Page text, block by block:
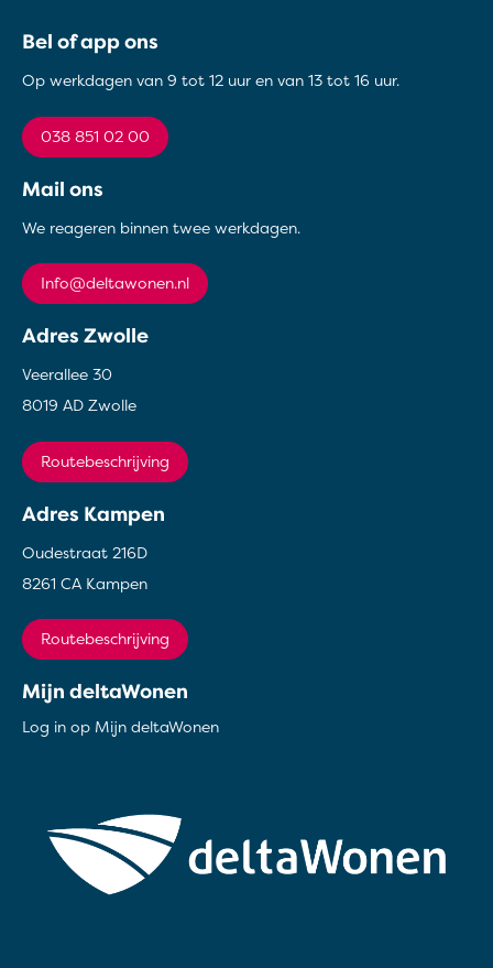
Contactinformatie
Bel of app ons
Op werkdagen van 9 tot 12 uur en van 13 tot 16 uur.
038 851 02 00
Mail ons
We reageren binnen twee werkdagen.
info@deltawonen.nl
Adres Zwolle
Veerallee 30
8019 AD Zwolle
Routebeschrijving
Adres Kampen
Oudestraat 216D
8261 CA Kampen
Routebeschrijving
Mijn deltaWonen
Log in op Mijn deltaWonen